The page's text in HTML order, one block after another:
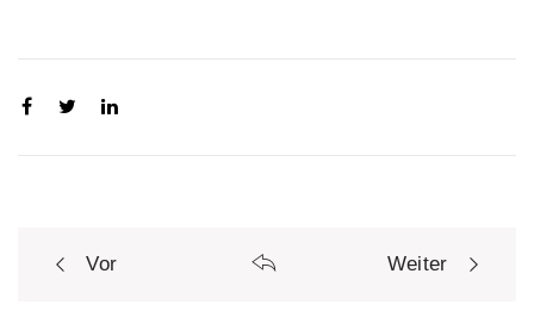
Vor Weiter